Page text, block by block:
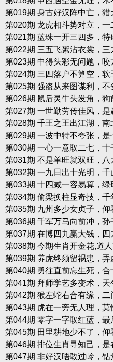
第019期 身古好汉阵中亡，
第020期 龙虎相斗势对立，
第021期 蓝珠一开三四多，
第022期 三五飞絮沾衣裳，
第023期 中得头彩无问题，
第024期 三四落户不算空，
第025期 强盗从来图谋利，
第026期 鼠后灵牛头发角，
第027期 一世勤劳传佳风，
第028期 千王之王出江湖，
第029期 一波中特不夸张，
第030期 一心一意取二七，
第031期 不是单旺就双旺，
第032期 一九日出十光明，
第033期 十四减一容易算，
第034期 偷梁换柱显奇技，
第035期 九州多少女贞子，
第036期 千军万马向前冲，
第037期 在博四九赢大钱，
第038期 今期生肖开金花,道
第039期 养虎终须留祸患，
第040期 勇往直前忘生死，
第041期 拜师学艺多变术，
第042期 猴左蛇右合有缘，
第043期 虎在一旁无人理，
第044期 零字一字取红蓝，
第045期 田里耕地少不了，
第046期 排位生肖寻知己，
第047期 非好汉唔敢过岭，